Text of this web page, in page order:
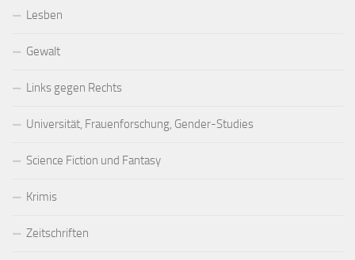
Lesben
Gewalt
Links gegen Rechts
Universität, Frauenforschung, Gender-Studies
Science Fiction und Fantasy
Krimis
Zeitschriften